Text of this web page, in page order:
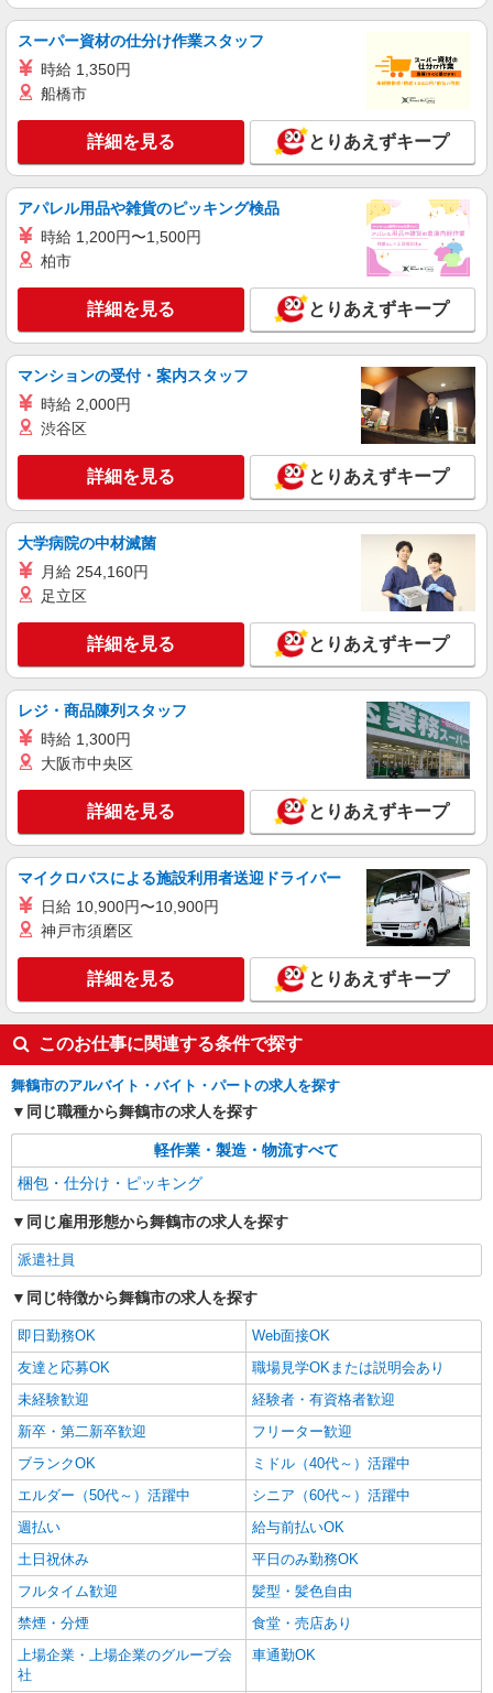
スーパー資材の仕分け作業スタッフ
時給 1,350円
船橋市
詳細を見る とりあえずキープ
アパレル用品や雑貨のピッキング検品
時給 1,200円〜1,500円
柏市
詳細を見る とりあえずキープ
マンションの受付・案内スタッフ
時給 2,000円
渋谷区
詳細を見る とりあえずキープ
大学病院の中材滅菌
月給 254,160円
足立区
詳細を見る とりあえずキープ
レジ・商品陳列スタッフ
時給 1,300円
大阪市中央区
詳細を見る とりあえずキープ
マイクロバスによる施設利用者送迎ドライバー
日給 10,900円〜10,900円
神戸市須磨区
詳細を見る とりあえずキープ
このお仕事に関連する条件で探す
舞鶴市のアルバイト・バイト・パートの求人を探す
同じ職種から舞鶴市の求人を探す
軽作業・製造・物流すべて
梱包・仕分け・ピッキング
同じ雇用形態から舞鶴市の求人を探す
派遣社員
同じ特徴から舞鶴市の求人を探す
即日勤務OK
Web面接OK
友達と応募OK
職場見学OKまたは説明会あり
未経験歓迎
経験者・有資格者歓迎
新卒・第二新卒歓迎
フリーター歓迎
ブランクOK
ミドル（40代～）活躍中
エルダー（50代～）活躍中
シニア（60代～）活躍中
週払い
給与前払いOK
土日祝休み
平日のみ勤務OK
フルタイム歓迎
髪型・髪色自由
禁煙・分煙
食堂・売店あり
上場企業・上場企業のグループ会
社
車通勤OK